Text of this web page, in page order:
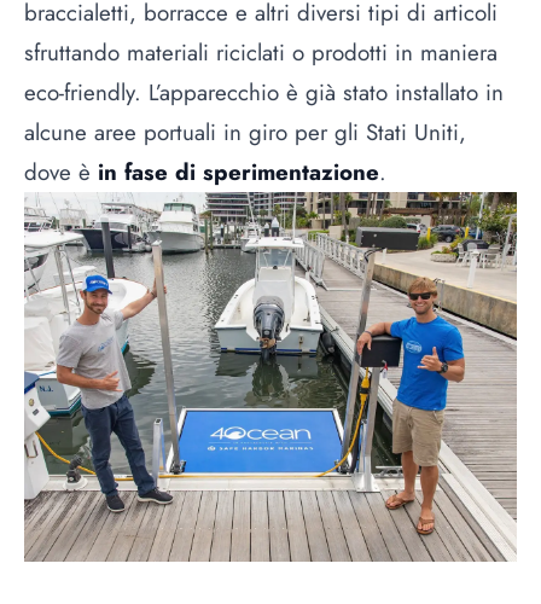
braccialetti, borracce e altri diversi tipi di articoli
sfruttando materiali riciclati o prodotti in maniera
eco-friendly. L’apparecchio è già stato installato in
alcune aree portuali in giro per gli Stati Uniti,
dove è in fase di sperimentazione.